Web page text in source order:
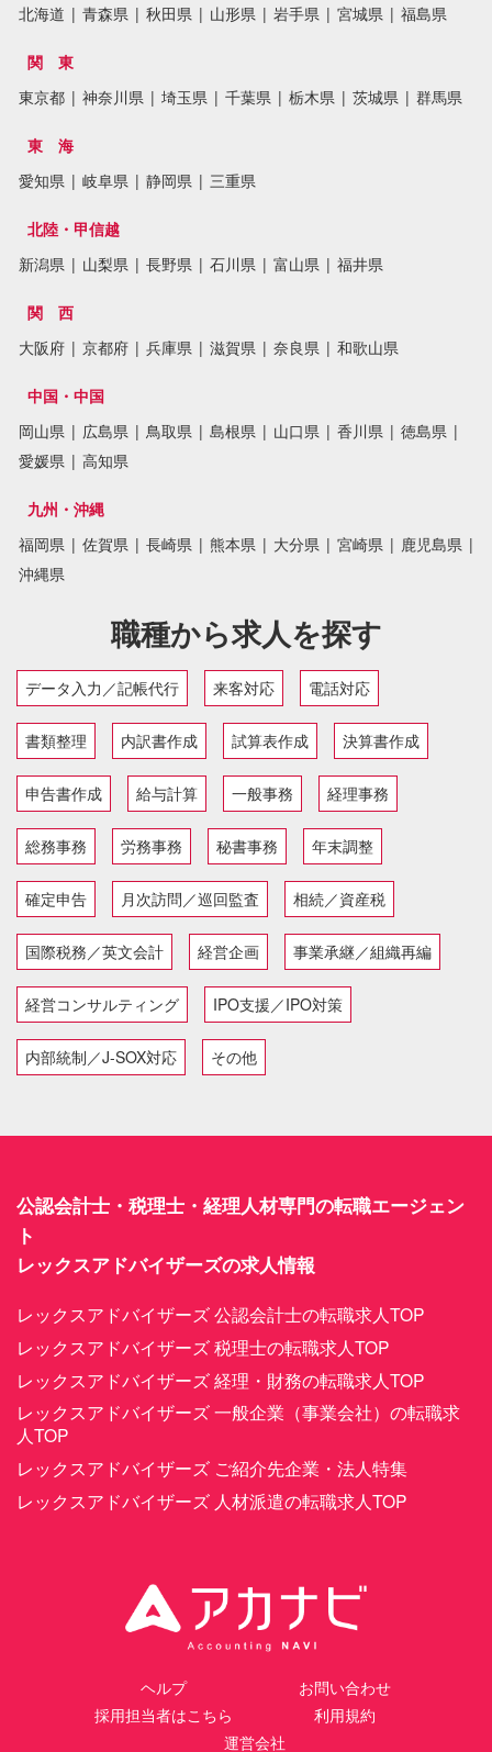
北海道 | 青森県 | 秋田県 | 山形県 | 岩手県 | 宮城県 | 福島県
関 東
東京都 | 神奈川県 | 埼玉県 | 千葉県 | 栃木県 | 茨城県 | 群馬県
東 海
愛知県 | 岐阜県 | 静岡県 | 三重県
北陸・甲信越
新潟県 | 山梨県 | 長野県 | 石川県 | 富山県 | 福井県
関 西
大阪府 | 京都府 | 兵庫県 | 滋賀県 | 奈良県 | 和歌山県
中国・中国
岡山県 | 広島県 | 鳥取県 | 島根県 | 山口県 | 香川県 | 徳島県 |
愛媛県 | 高知県
九州・沖縄
福岡県 | 佐賀県 | 長崎県 | 熊本県 | 大分県 | 宮崎県 | 鹿児島県 |
沖縄県
職種から求人を探す
データ入力／記帳代行 来客対応 電話対応
書類整理 内訳書作成 試算表作成 決算書作成
申告書作成 給与計算 一般事務 経理事務
総務事務 労務事務 秘書事務 年末調整
確定申告 月次訪問／巡回監査 相続／資産税
国際税務／英文会計 経営企画 事業承継／組織再編
経営コンサルティング IPO支援／IPO対策
内部統制／J-SOX対応 その他
公認会計士・税理士・経理人材専門の転職エージェン
ト
レックスアドバイザーズの求人情報
レックスアドバイザーズ 公認会計士の転職求人TOP
レックスアドバイザーズ 税理士の転職求人TOP
レックスアドバイザーズ 経理・財務の転職求人TOP
レックスアドバイザーズ 一般企業（事業会社）の転職求
人TOP
レックスアドバイザーズ ご紹介先企業・法人特集
レックスアドバイザーズ 人材派遣の転職求人TOP
ヘルプ
お問い合わせ
採用担当者はこちら
利用規約
運営会社